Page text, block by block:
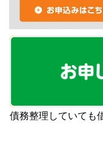
債務整理していても